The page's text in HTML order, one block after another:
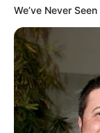
We’ve Never